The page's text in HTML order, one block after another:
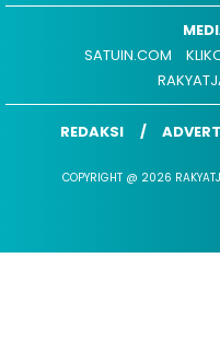
SATUIN.COM
REDAKSI
COPYRIGHT @ 2026